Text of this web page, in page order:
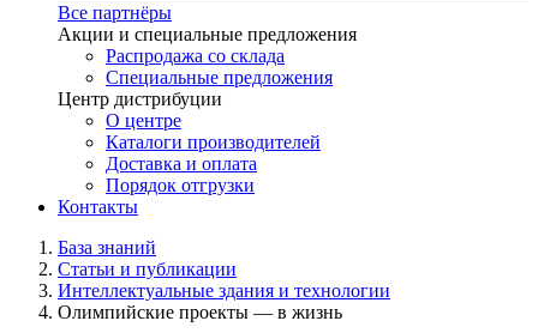
Все партнёры
Акции и специальные предложения
Распродажа со склада
Специальные предложения
Центр дистрибуции
О центре
Каталоги производителей
Доставка и оплата
Порядок отгрузки
Контакты
База знаний
Статьи и публикации
Интеллектуальные здания и технологии
Олимпийские проекты — в жизнь